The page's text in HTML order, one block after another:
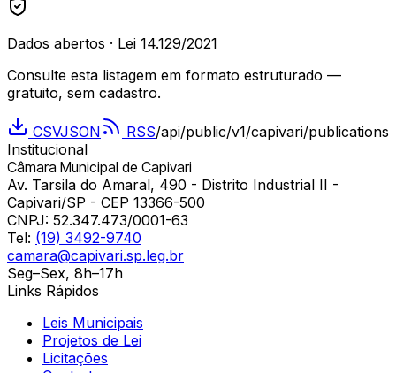
Dados abertos · Lei 14.129/2021
Consulte esta listagem em formato estruturado —
gratuito, sem cadastro.
CSVJSON RSS/api/public/v1/capivari/publications
Institucional
Câmara Municipal de Capivari
Av. Tarsila do Amaral, 490 - Distrito Industrial II -
Capivari/SP - CEP 13366-500
CNPJ: 52.347.473/0001-63
Tel: (19) 3492-9740
camara@capivari.sp.leg.br
Seg–Sex, 8h–17h
Links Rápidos
Leis Municipais
Projetos de Lei
Licitações